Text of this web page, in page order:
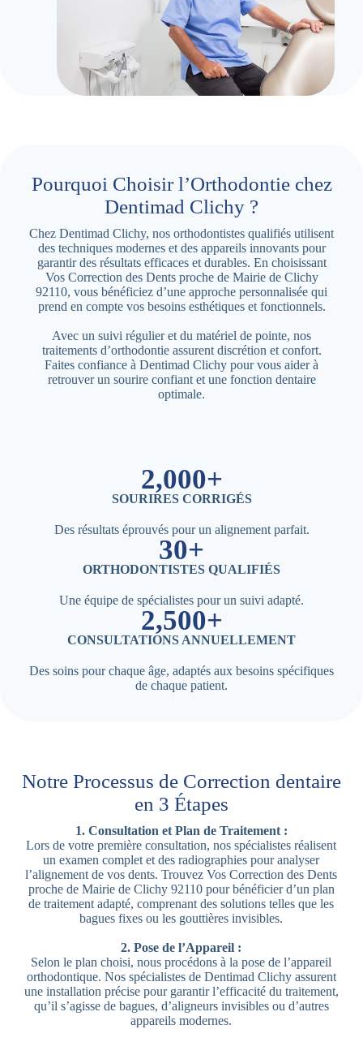
Pourquoi Choisir l’Orthodontie chez
Dentimad Clichy ?
Chez Dentimad Clichy, nos orthodontistes qualifiés utilisent
des techniques modernes et des appareils innovants pour
garantir des résultats efficaces et durables. En choisissant
Vos Correction des Dents proche de Mairie de Clichy
92110, vous bénéficiez d’une approche personnalisée qui
prend en compte vos besoins esthétiques et fonctionnels.
Avec un suivi régulier et du matériel de pointe, nos
traitements d’orthodontie assurent discrétion et confort.
Faites confiance à Dentimad Clichy pour vous aider à
retrouver un sourire confiant et une fonction dentaire
optimale.
2,000+
SOURIRES CORRIGÉS
Des résultats éprouvés pour un alignement parfait.
30+
ORTHODONTISTES QUALIFIÉS
Une équipe de spécialistes pour un suivi adapté.
2,500+
CONSULTATIONS ANNUELLEMENT
Des soins pour chaque âge, adaptés aux besoins spécifiques
de chaque patient.
Notre Processus de Correction dentaire
en 3 Étapes
1. Consultation et Plan de Traitement :
Lors de votre première consultation, nos spécialistes réalisent
un examen complet et des radiographies pour analyser
l’alignement de vos dents. Trouvez Vos Correction des Dents
proche de Mairie de Clichy 92110 pour bénéficier d’un plan
de traitement adapté, comprenant des solutions telles que les
bagues fixes ou les gouttières invisibles.
2. Pose de l’Appareil :
Selon le plan choisi, nous procédons à la pose de l’appareil
orthodontique. Nos spécialistes de Dentimad Clichy assurent
une installation précise pour garantir l’efficacité du traitement,
qu’il s’agisse de bagues, d’aligneurs invisibles ou d’autres
appareils modernes.